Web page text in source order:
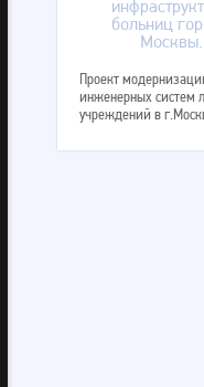
Проект
инженерных систем
учреждений в